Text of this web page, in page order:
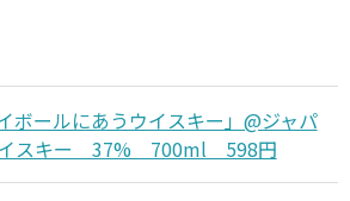
ボールにあうウイスキー」@ジャパ
イスキー 37% 700ml 598円